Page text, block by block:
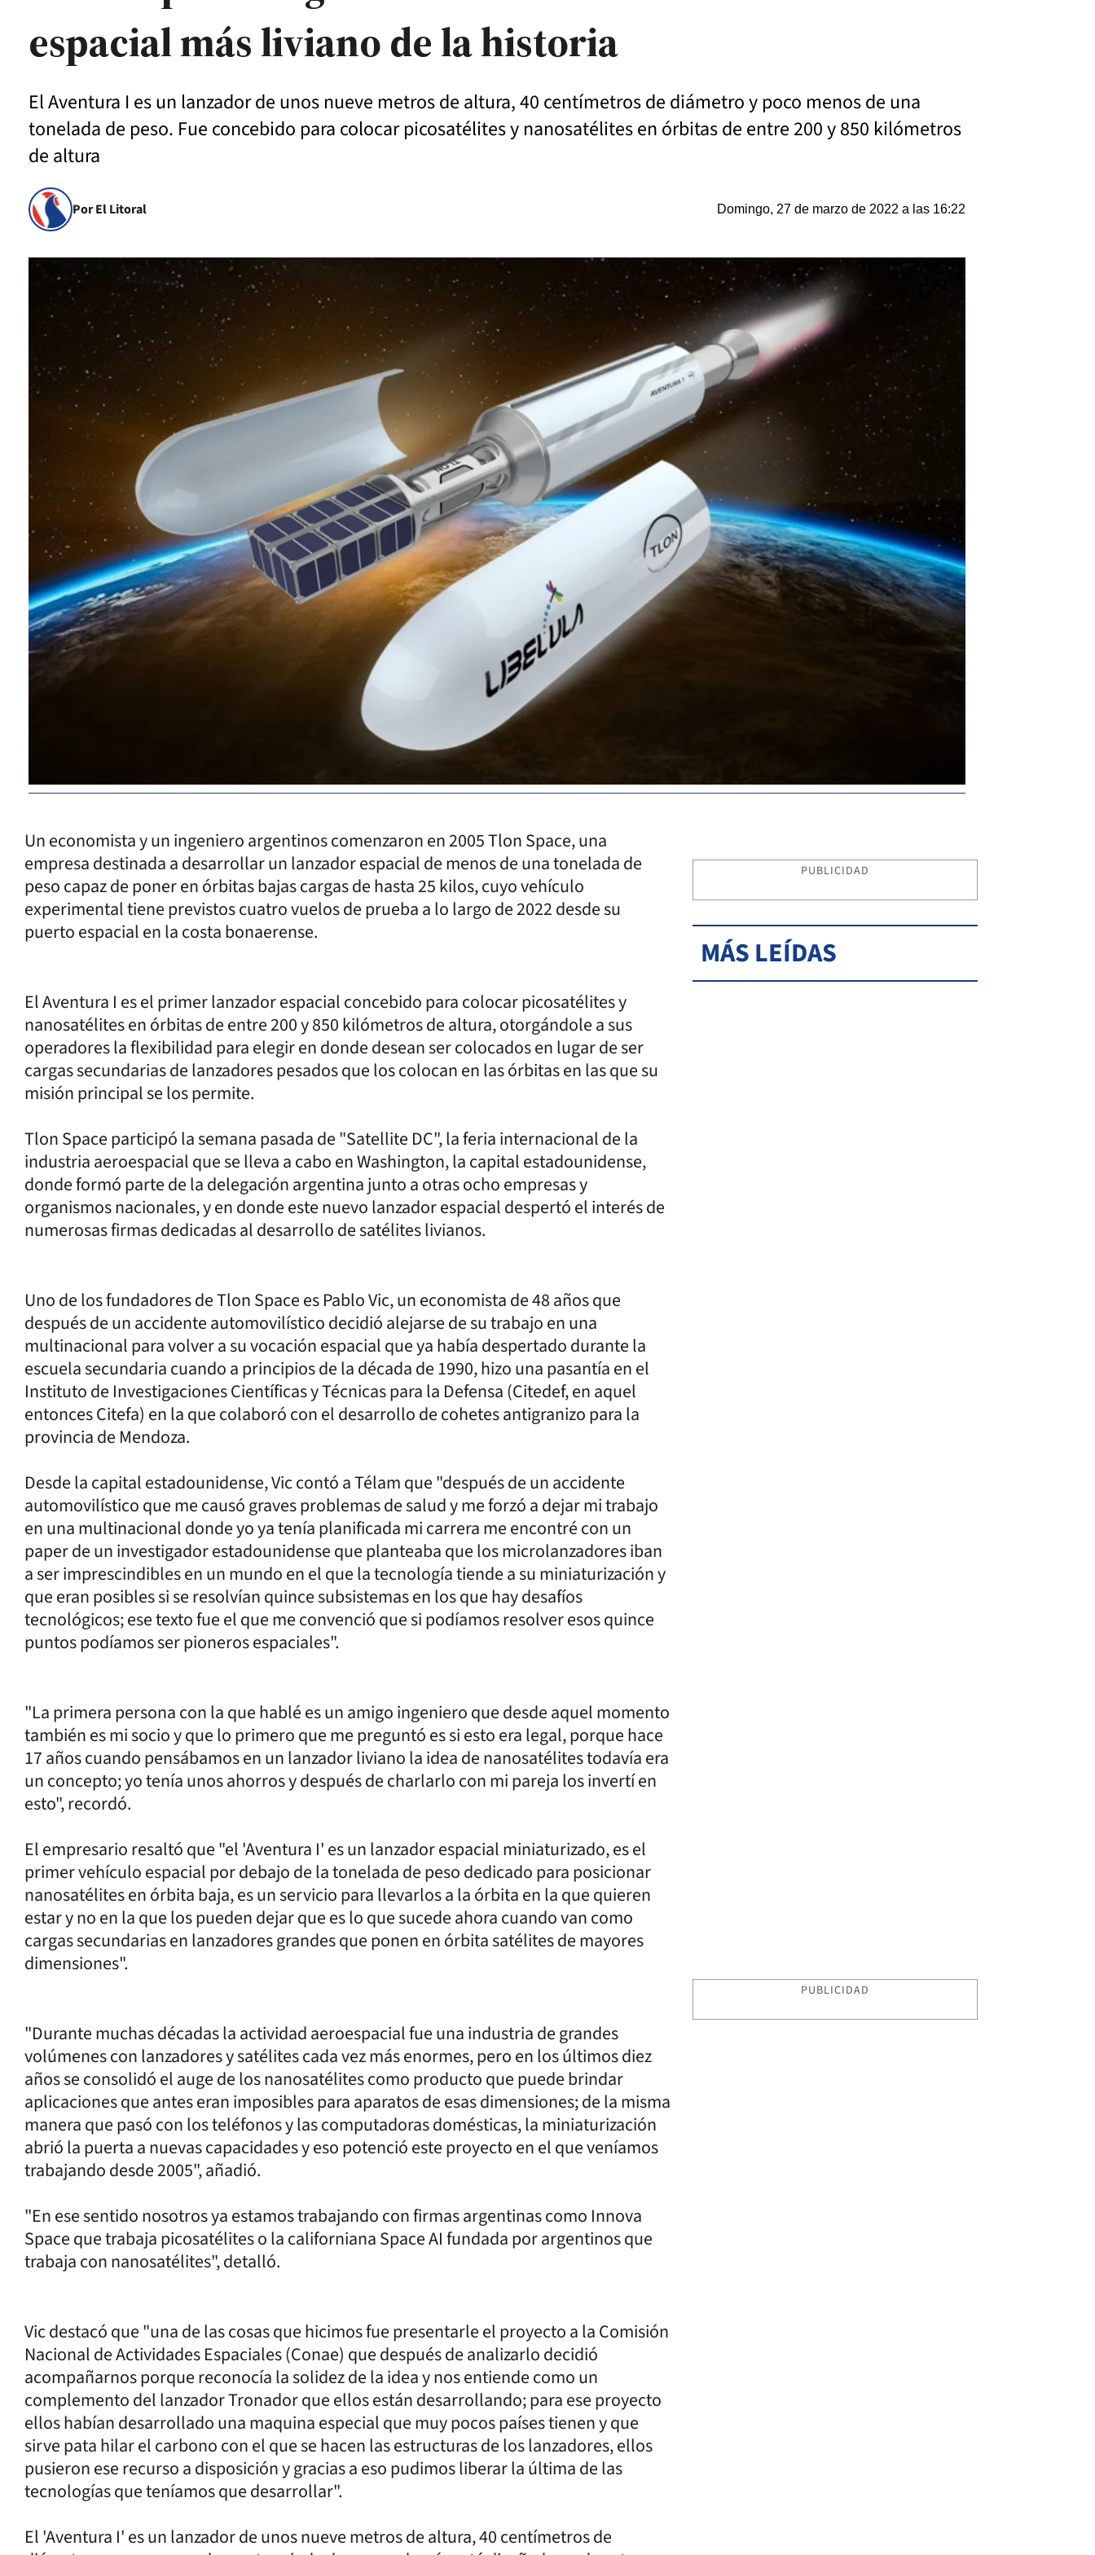
espacial más liviano de la historia
El Aventura I es un lanzador de unos nueve metros de altura, 40 centímetros de diámetro y poco menos de una
tonelada de peso. Fue concebido para colocar picosatélites y nanosatélites en órbitas de entre 200 y 850 kilómetros
de altura
Por El Litoral Domingo, 27 de marzo de 2022 a las 16:22
Un economista y un ingeniero argentinos comenzaron en 2005 Tlon Space, una
empresa destinada a desarrollar un lanzador espacial de menos de una tonelada de
peso capaz de poner en órbitas bajas cargas de hasta 25 kilos, cuyo vehículo
experimental tiene previstos cuatro vuelos de prueba a lo largo de 2022 desde su
puerto espacial en la costa bonaerense.
El Aventura I es el primer lanzador espacial concebido para colocar picosatélites y
nanosatélites en órbitas de entre 200 y 850 kilómetros de altura, otorgándole a sus
operadores la flexibilidad para elegir en donde desean ser colocados en lugar de ser
cargas secundarias de lanzadores pesados que los colocan en las órbitas en las que su
misión principal se los permite.
Tlon Space participó la semana pasada de "Satellite DC", la feria internacional de la
industria aeroespacial que se lleva a cabo en Washington, la capital estadounidense,
donde formó parte de la delegación argentina junto a otras ocho empresas y
organismos nacionales, y en donde este nuevo lanzador espacial despertó el interés de
numerosas firmas dedicadas al desarrollo de satélites livianos.
Uno de los fundadores de Tlon Space es Pablo Vic, un economista de 48 años que
después de un accidente automovilístico decidió alejarse de su trabajo en una
multinacional para volver a su vocación espacial que ya había despertado durante la
escuela secundaria cuando a principios de la década de 1990, hizo una pasantía en el
Instituto de Investigaciones Científicas y Técnicas para la Defensa (Citedef, en aquel
entonces Citefa) en la que colaboró con el desarrollo de cohetes antigranizo para la
provincia de Mendoza.
Desde la capital estadounidense, Vic contó a Télam que "después de un accidente
automovilístico que me causó graves problemas de salud y me forzó a dejar mi trabajo
en una multinacional donde yo ya tenía planificada mi carrera me encontré con un
paper de un investigador estadounidense que planteaba que los microlanzadores iban
a ser imprescindibles en un mundo en el que la tecnología tiende a su miniaturización y
que eran posibles si se resolvían quince subsistemas en los que hay desafíos
tecnológicos; ese texto fue el que me convenció que si podíamos resolver esos quince
puntos podíamos ser pioneros espaciales".
"La primera persona con la que hablé es un amigo ingeniero que desde aquel momento
también es mi socio y que lo primero que me preguntó es si esto era legal, porque hace
17 años cuando pensábamos en un lanzador liviano la idea de nanosatélites todavía era
un concepto; yo tenía unos ahorros y después de charlarlo con mi pareja los invertí en
esto", recordó.
El empresario resaltó que "el 'Aventura I' es un lanzador espacial miniaturizado, es el
primer vehículo espacial por debajo de la tonelada de peso dedicado para posicionar
nanosatélites en órbita baja, es un servicio para llevarlos a la órbita en la que quieren
estar y no en la que los pueden dejar que es lo que sucede ahora cuando van como
cargas secundarias en lanzadores grandes que ponen en órbita satélites de mayores
dimensiones".
"Durante muchas décadas la actividad aeroespacial fue una industria de grandes
volúmenes con lanzadores y satélites cada vez más enormes, pero en los últimos diez
años se consolidó el auge de los nanosatélites como producto que puede brindar
aplicaciones que antes eran imposibles para aparatos de esas dimensiones; de la misma
manera que pasó con los teléfonos y las computadoras domésticas, la miniaturización
abrió la puerta a nuevas capacidades y eso potenció este proyecto en el que veníamos
trabajando desde 2005", añadió.
"En ese sentido nosotros ya estamos trabajando con firmas argentinas como Innova
Space que trabaja picosatélites o la californiana Space AI fundada por argentinos que
trabaja con nanosatélites", detalló.
Vic destacó que "una de las cosas que hicimos fue presentarle el proyecto a la Comisión
Nacional de Actividades Espaciales (Conae) que después de analizarlo decidió
acompañarnos porque reconocía la solidez de la idea y nos entiende como un
complemento del lanzador Tronador que ellos están desarrollando; para ese proyecto
ellos habían desarrollado una maquina especial que muy pocos países tienen y que
sirve pata hilar el carbono con el que se hacen las estructuras de los lanzadores, ellos
pusieron ese recurso a disposición y gracias a eso pudimos liberar la última de las
tecnologías que teníamos que desarrollar".
El 'Aventura I' es un lanzador de unos nueve metros de altura, 40 centímetros de
PUBLICIDAD
MÁS LEÍDAS
PUBLICIDAD